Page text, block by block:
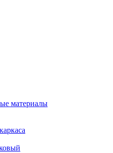
материалы